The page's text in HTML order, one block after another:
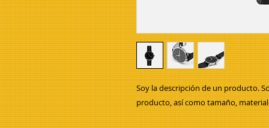
Soy la descripción de un producto.
producto, así como tamaño,